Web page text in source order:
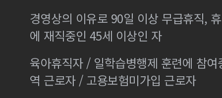
경영상의 이유로 90일 이상 무급휴직,
에 재직중인 45세 이상인 자
육아휴직자 / 일학습병행제 훈련에 참
역 근로자 / 고용보험미가입 근로자